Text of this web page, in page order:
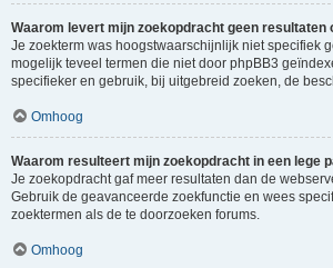
Waarom levert mijn zoekopdracht geen resultaten
Je zoekterm was hoogstwaarschijnlijk niet specifiek
mogelijk teveel termen die niet door phpBB3
specifieker en gebruik, bij uitgebreid zoeken, de
Omhoog
Waarom resulteert mijn zoekopdracht in een lege
Je zoekopdracht gaf meer resultaten dan de
Gebruik de geavanceerde zoekfunctie en wees
zoektermen als de te doorzoeken forums.
Omhoog